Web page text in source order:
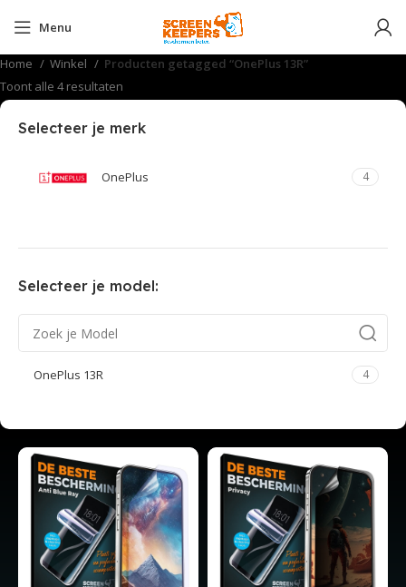
Menu
Home Winkel
Producten getagged “OnePlus 13R”
Toont alle 4 resultaten
Selecteer je merk
OnePlus 4
Selecteer je model:
OnePlus 13R 4